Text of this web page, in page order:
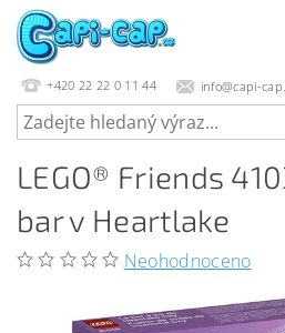
+420 22 22 0 11 44 info@capi-
LEGO® Friends
bar v Heartlake
Neohodnoceno